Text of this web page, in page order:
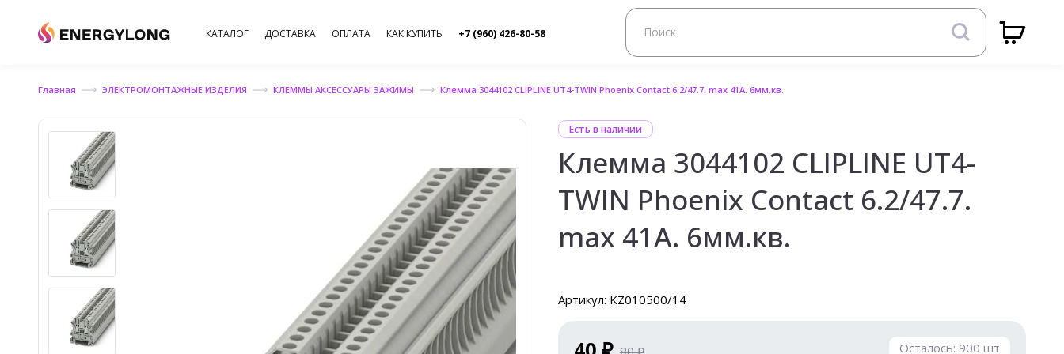
КАТАЛОГ ДОСТАВКА ОПЛАТА КАК КУПИТЬ +7 (960) 426-80-58
Главная ЭЛЕКТРОМОНТАЖНЫЕ ИЗДЕЛИЯ КЛЕММЫ АКСЕССУАРЫ ЗАЖИМЫ Клемма 3044102 CLIPLINE UT4-TWIN Phoenix Contact 6.2/47.7. max 41A. 6мм.кв.
Есть в наличии
Клемма 3044102 CLIPLINE UT4-
TWIN Phoenix Contact 6.2/47.7.
max 41A. 6мм.кв.
Артикул: KZ010500/14
Осталось: 900 шт